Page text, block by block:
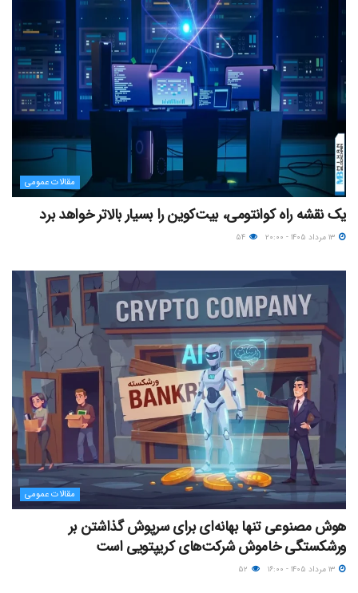
مقالات عمومی
یک نقشه راه کوانتومی، بیت‌کوین را بسیار بالاتر خواهد برد
مقالات عمومی
هوش مصنوعی تنها بهانه‌ای برای سرپوش گذاشتن بر
ورشکستگی خاموش شرکت‌های کریپتویی است